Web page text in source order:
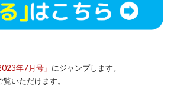
年7月号」 にジャンプします。
いただけます。